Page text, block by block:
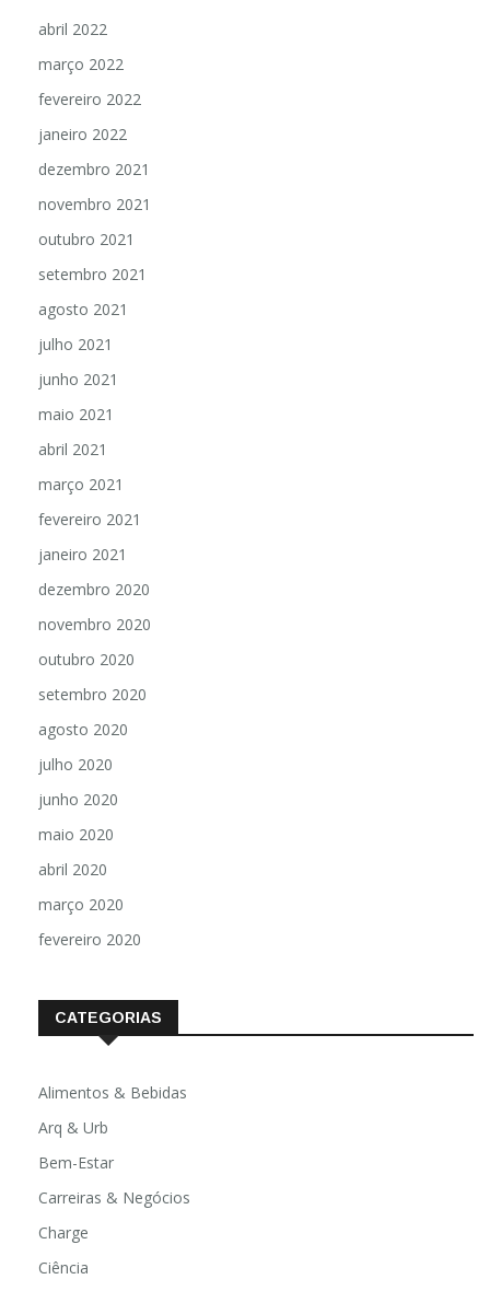
abril 2022
março 2022
fevereiro 2022
janeiro 2022
dezembro 2021
novembro 2021
outubro 2021
setembro 2021
agosto 2021
julho 2021
junho 2021
maio 2021
abril 2021
março 2021
fevereiro 2021
janeiro 2021
dezembro 2020
novembro 2020
outubro 2020
setembro 2020
agosto 2020
julho 2020
junho 2020
maio 2020
abril 2020
março 2020
fevereiro 2020
CATEGORIAS
Alimentos & Bebidas
Arq & Urb
Bem-Estar
Carreiras & Negócios
Charge
Ciência